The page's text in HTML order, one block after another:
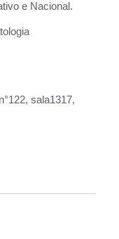
e Nacional.
sala1317,